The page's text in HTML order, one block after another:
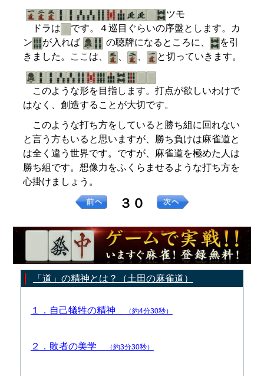
ツモ
ドラは
です。４巡目ぐらいの序盤とします。カ
ン
が入れば の聴牌になるところに、
を引
きました。ここは、
、 、 と切っていきます。
このような形を目指します。打点が欲しいわけで
はなく、創造することが大切です。
このような打ち方をしていると勝ち組に回れない
と言う方もいると思いますが、勝ち負けは麻雀道と
は全く違う世界です。ですが、麻雀道を極めた人は
勝ち組です。想像力をふくらませるような打ち方を
心掛けましょう。
３０
「道」の精神とは？（土田の麻雀道）
１．自己犠牲の精神 （約4分30秒）
２．敗者の美学 （約3分30秒）